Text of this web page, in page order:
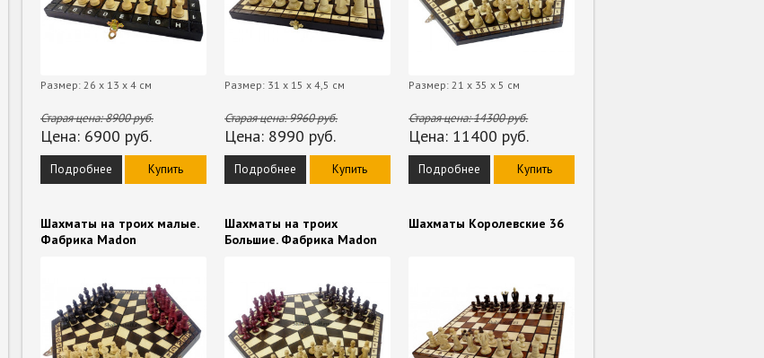
Размер: 26 х 13 х 4 см
Старая цена:8900руб.
Цена: 6900 руб.
Подробнее Купить
Размер: 31 х 15 х 4,5 см
Старая цена:9960руб.
Цена: 8990 руб.
Подробнее Купить
Размер: 21 х 35 х 5 см
Старая цена:14300руб.
Цена: 11400 руб.
Подробнее Купить
Шахматы на троих малые.
Фабрика Madon
Шахматы на троих
Большие. Фабрика Madon
Шахматы Королевские 36